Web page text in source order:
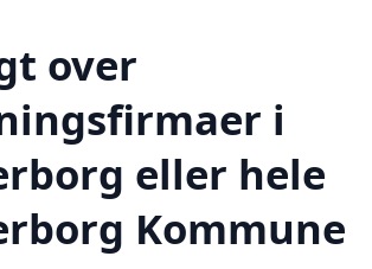
over
i
eller hele
Kommune